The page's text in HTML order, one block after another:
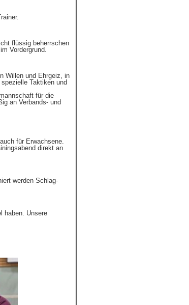
flüssig beherrschen
Vordergrund.
Willen und Ehrgeiz, in
Taktiken und
für die
an Verbands- und
für Erwachsene.
direkt an
werden Schlag-
haben. Unsere